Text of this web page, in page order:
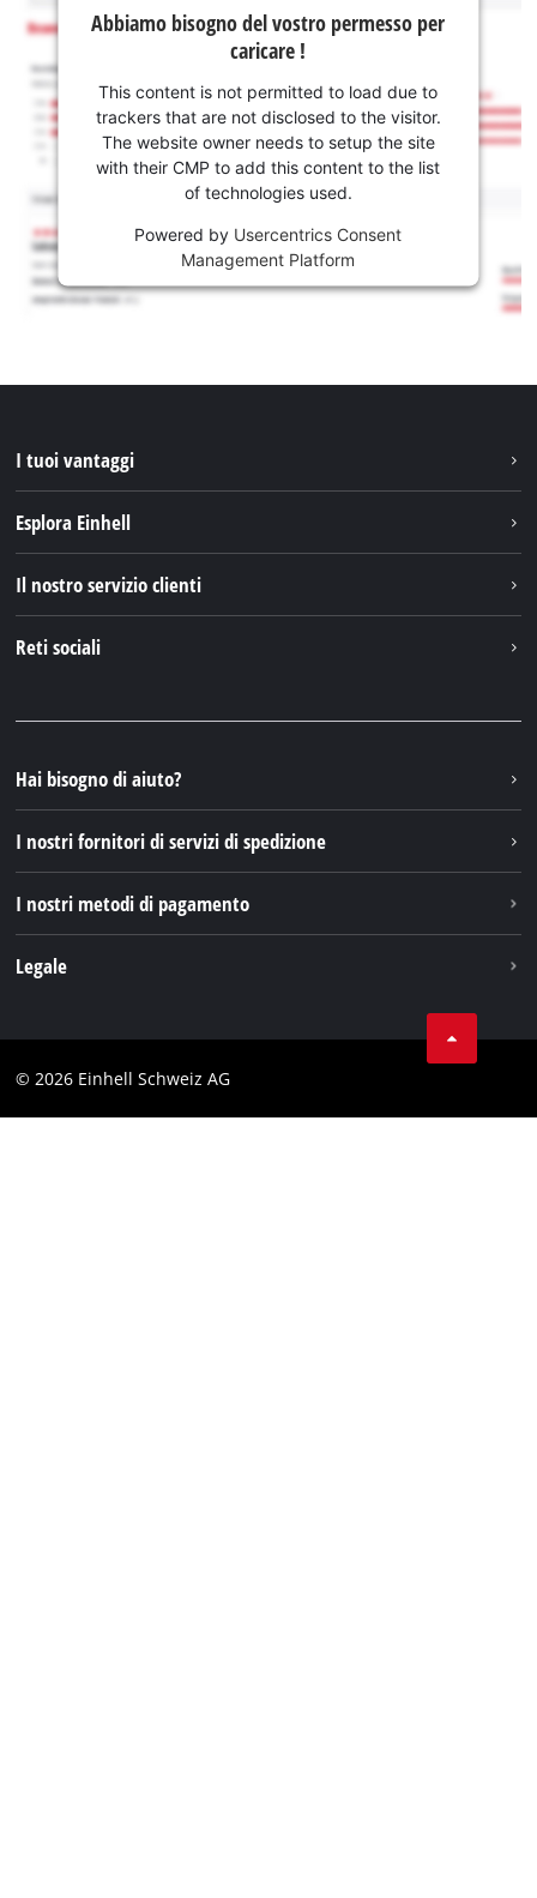
Abbiamo bisogno del vostro permesso per
caricare !
This content is not permitted to load due to
trackers that are not disclosed to the visitor.
The website owner needs to setup the site
with their CMP to add this content to the list
of technologies used.
Powered by Usercentrics Consent
Management Platform
I tuoi vantaggi
Esplora Einhell
Einhell Germany AG
Il nostro servizio clienti
Reti sociali
Instagram
TikTok
Pinterest
Hai bisogno di aiuto?
I nostri fornitori di servizi di spedizione
I nostri metodi di pagamento
Legale
Testata
© 2026 Einhell Schweiz AG